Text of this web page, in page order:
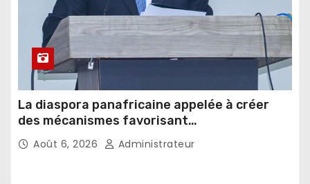
La diaspora panafricaine appelée à créer
des mécanismes favorisant
l’investissement dans les pays d’origine
Août 6, 2026 Administrateur